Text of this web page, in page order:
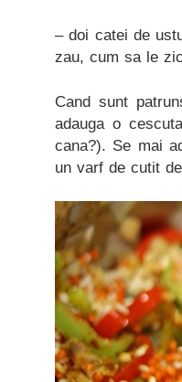
– doi catei de
zau, cum sa le
Cand sunt
adauga o
cana?). Se mai
un varf de cutit